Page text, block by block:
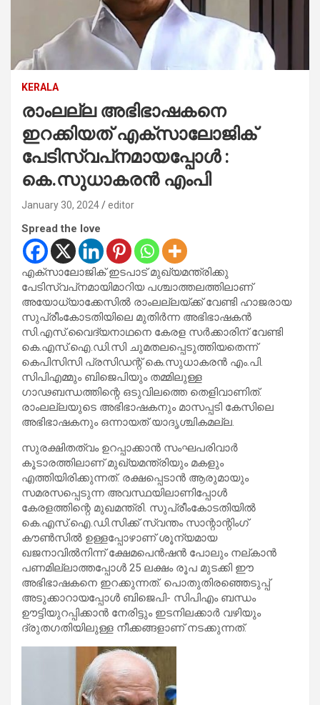
KERALA
രാംലല്ല അഭിഭാഷകനെ
ഇറക്കിയത് എക്‌സാലോജിക്
പേടിസ്വപ്‌നമായപ്പോള്‍ :
കെ.സുധാകരന്‍ എംപി
January 30, 2024 editor
Spread the love
എക്‌സാലോജിക് ഇടപാട് മുഖ്യമന്ത്രിക്കു
പേടിസ്വപ്‌നമായിമാറിയ പശ്ചാത്തലത്തിലാണ്
അയോധ്യാക്കേസില്‍ രാംലല്ലയ്ക്ക് വേണ്ടി ഹാജരായ
സുപ്രീംകോടതിയിലെ മുതിര്‍ന്ന അഭിഭാഷകന്‍
സി.എസ്.വൈദ്യനാഥനെ കേരള സര്‍ക്കാരിന് വേണ്ടി
കെ.എസ്.ഐ.ഡി.സി ചുമതലപ്പെടുത്തിയതെന്ന്
കെപിസിസി പ്രസിഡന്റ് കെ.സുധാകരന്‍ എം.പി.
സിപിഎമ്മും ബിജെപിയും തമ്മിലുള്ള
ഗാഢബന്ധത്തിന്റെ ഒടുവിലത്തെ തെളിവാണിത്.
രാംലല്ലയുടെ അഭിഭാഷകനും മാസപ്പടി കേസിലെ
അഭിഭാഷകനും ഒന്നായത് യാദൃശ്ചികമല്ല.
സുരക്ഷിതത്വം ഉറപ്പാക്കാന്‍ സംഘപരിവാര്‍
കൂടാരത്തിലാണ് മുഖ്യമന്ത്രിയും മകളും
എത്തിയിരിക്കുന്നത്. രക്ഷപ്പെടാന്‍ ആരുമായും
സമരസപ്പെടുന്ന അവസ്ഥയിലാണിപ്പോള്‍
കേരളത്തിന്റെ മുഖമന്ത്രി. സുപ്രീംകോടതിയില്‍
കെ.എസ്.ഐ.ഡി.സിക്ക് സ്വന്തം സാന്റാന്റിംഗ്
കൗണ്‍സില്‍ ഉള്ളപ്പോഴാണ് ശൂന്യമായ
ഖജനാവില്‍നിന്ന് ക്ഷേമപെന്‍ഷന്‍ പോലും നല്കാന്‍
പണമില്ലാത്തപ്പോള്‍ 25 ലക്ഷം രൂപ മുടക്കി ഈ
അഭിഭാഷകനെ ഇറക്കുന്നത്. പൊതുതിരഞ്ഞെടുപ്പ്
അടുക്കാറായപ്പോള്‍ ബിജെപി- സിപിഎം ബന്ധം
ഊട്ടിയുറപ്പിക്കാന്‍ നേരിട്ടും ഇടനിലക്കാര്‍ വഴിയും
ദ്രുതഗതിയിലുള്ള നീക്കങ്ങളാണ് നടക്കുന്നത്.